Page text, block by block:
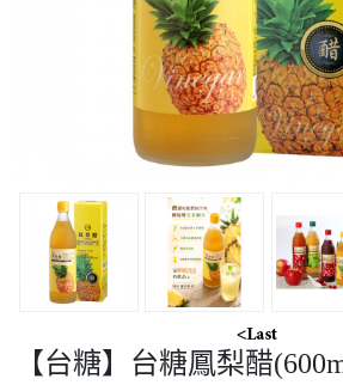
【台糖】台糖鳳梨醋